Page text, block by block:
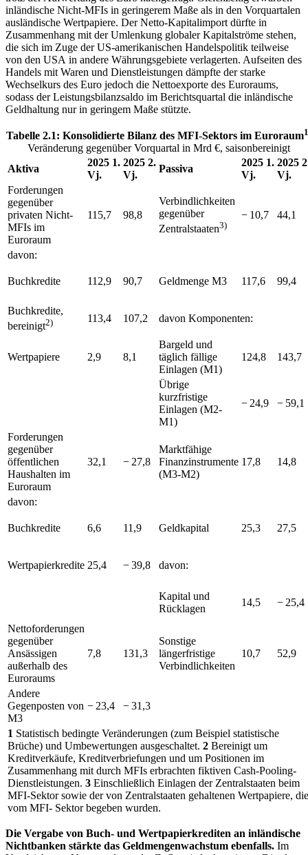
inländische Nicht-MFIs in geringerem Maße als in den Vorquartalen
ausländische Wertpapiere. Der Netto-Kapitalimport dürfte in
Zusammenhang mit der Umlenkung globaler Kapitalströme stehen,
die sich im Zuge derUS-amerikanischen Handelspolitik teilweise
von den USA in andere Währungsgebiete verlagerten. Aufseiten des
Handels mit Waren und Dienstleistungen dämpfte der starke
Wechselkurs des Euro jedoch die Nettoexporte des Euroraums,
sodass der Leistungsbilanzsaldo im Berichtsquartal die inländische
Geldhaltung nur in geringem Maße stützte.
Tabelle 2.1: Konsolidierte Bilanz des MFI-Sektors im Euroraum
Veränderung gegenüber Vorquartal in Mrd €, saisonbereinigt
Aktiva
2025 1.
Vj.
2025 2.
Vj.
Passiva
2025 1.
Vj.
2025
Vj.
Forderungen
gegenüber
privaten Nicht-
MFIs im
Euroraum
115,7 98,8
Verbindlichkeiten
gegenüber
Zentralstaaten3)
− 10,7 44,1
davon:
Buchkredite 112,9 90,7 Geldmenge M3 117,6 99,4
Buchkredite,
bereinigt2) 113,4 107,2 davon Komponenten:
Wertpapiere 2,9 8,1
Bargeld und
täglich fällige
Einlagen (M1)
124,8 143,7
Übrige
kurzfristige
Einlagen (M2-
M1)
− 24,9 − 59,1
Forderungen
gegenüber
öffentlichen
Haushalten im
Euroraum
32,1 − 27,8
Marktfähige
Finanzinstrumente
(M3-M2)
17,8 14,8
davon:
Buchkredite 6,6 11,9 Geldkapital 25,3 27,5
Wertpapierkredite 25,4 − 39,8 davon:
Kapital und
Rücklagen
14,5 − 25,4
Nettoforderungen
gegenüber
Ansässigen
außerhalb des
Euroraums
7,8 131,3
Sonstige
längerfristige
Verbindlichkeiten
10,7 52,9
Andere
Gegenposten von
M3
− 23,4 − 31,3
1 Statistisch bedingte Veränderungen (zum Beispiel statistische
Brüche) und Umbewertungen ausgeschaltet. 2 Bereinigt um
Kreditverkäufe, Kreditverbriefungen und um Positionen im
Zusammenhang mit durch MFIs erbrachten fiktiven Cash-Pooling-
Dienstleistungen. 3 Einschließlich Einlagen der Zentralstaaten beim
MFI-Sektor sowie der von Zentralstaaten gehaltenen Wertpapiere, die
vom MFI- Sektor begeben wurden.
Die Vergabe von Buch- und Wertpapierkrediten an inländische
Nichtbanken stärkte das Geldmengenwachstum ebenfalls. Im